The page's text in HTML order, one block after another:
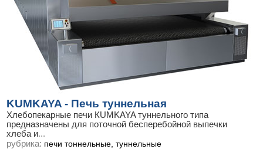
KUMKAYA - Печь туннельная
Хлебопекарные печи КUMKAYA туннельного типа
предназначены для поточной бесперебойной выпечки
хлеба и...
рубрика: печи тоннельные, туннельные